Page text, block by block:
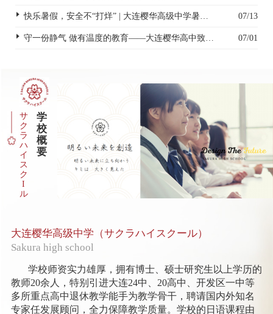
快乐暑假，安全不“打烊” | 大连樱华高级中学暑假安全致家长一封信 07/13
守一份静气 做有温度的教育——大连樱华高中致全体教职工的一封信 07/01
サ
ク
ラ
ハ
イ
ス
ク
I
ル
学
校
概
要
大连樱华高级中学（サクラハイスクール）
Sakura high school
学校师资实力雄厚，拥有博士、硕士研究生以上学历的
教师20余人，特别引进大连24中、20高中、开发区一中等
多所重点高中退休教学能手为教学骨干，聘请国内外知名
专家任发展顾问，全力保障教学质量。学校的日语课程由